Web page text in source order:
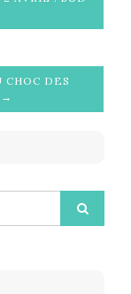
DES
→